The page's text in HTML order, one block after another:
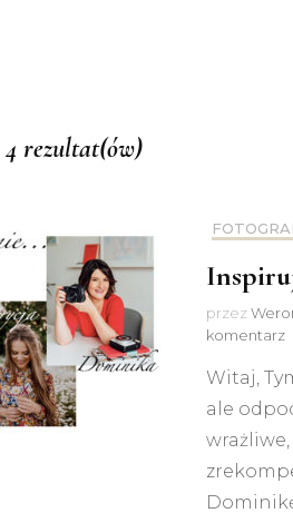
4 rezultat(ów)
przez
komentarz
Witaj,
ale